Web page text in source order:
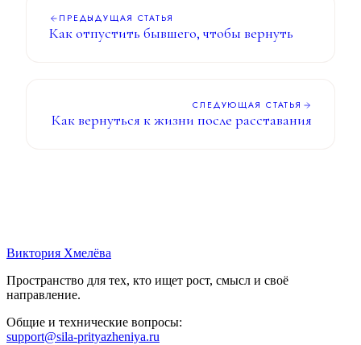
ПРЕДЫДУЩАЯ СТАТЬЯ
Как отпустить бывшего, чтобы вернуть
СЛЕДУЮЩАЯ СТАТЬЯ
Как вернуться к жизни после расставания
Виктория Хмелёва
Пространство для тех, кто ищет рост, смысл и своё
направление.
Общие и технические вопросы:
support@sila-prityazheniya.ru